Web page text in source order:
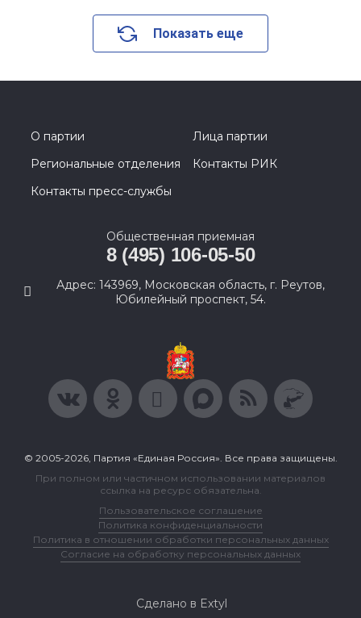
Показать еще
О партии
Лица партии
Региональные отделения
Контакты РИК
Контакты пресс-службы
Общественная приемная
8 (495) 106-05-50
Адрес: 143969, Московская область, г. Реутов,
Юбилейный проспект, 54.
© 2005-2026, Партия «Единая Россия». Все права защищены.
При полном или частичном использовании материалов
ссылка на ресурс обязательна.
Пользовательское соглашение
Политика конфиденциальности
Политика в отношении обработки персональных данных
Согласие на обработку персональных данных
Сделано в Extyl